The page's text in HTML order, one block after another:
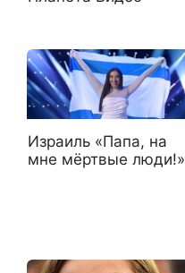
Израиль «Папа, на
мне мёртвые люди!»